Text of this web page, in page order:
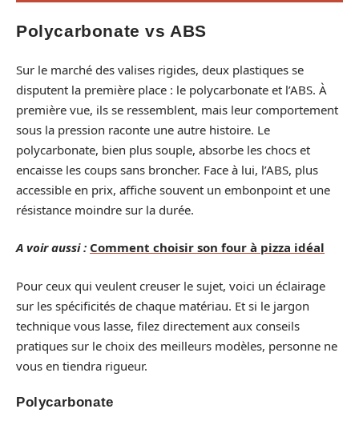
Polycarbonate vs ABS
Sur le marché des valises rigides, deux plastiques se
disputent la première place : le polycarbonate et l’ABS. À
première vue, ils se ressemblent, mais leur comportement
sous la pression raconte une autre histoire. Le
polycarbonate, bien plus souple, absorbe les chocs et
encaisse les coups sans broncher. Face à lui, l’ABS, plus
accessible en prix, affiche souvent un embonpoint et une
résistance moindre sur la durée.
A voir aussi : Comment choisir son four à pizza idéal
Pour ceux qui veulent creuser le sujet, voici un éclairage
sur les spécificités de chaque matériau. Et si le jargon
technique vous lasse, filez directement aux conseils
pratiques sur le choix des meilleurs modèles, personne ne
vous en tiendra rigueur.
Polycarbonate